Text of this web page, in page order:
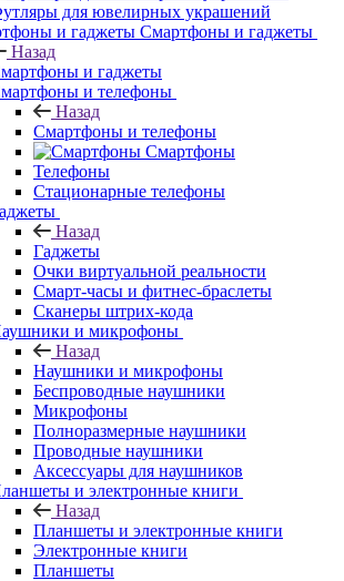
для ювелирных украшений
Смартфоны и гаджеты
Назад
и гаджеты
и телефоны
Назад
Смартфоны и телефоны
Смартфоны
Телефоны
Стационарные телефоны
Назад
Гаджеты
Очки виртуальной реальности
Смарт-часы и фитнес-браслеты
Сканеры штрих-кода
и микрофоны
Назад
Наушники и микрофоны
Беспроводные наушники
Микрофоны
Полноразмерные наушники
Проводные наушники
Аксессуары для наушников
и электронные книги
Назад
Планшеты и электронные книги
Электронные книги
Планшеты